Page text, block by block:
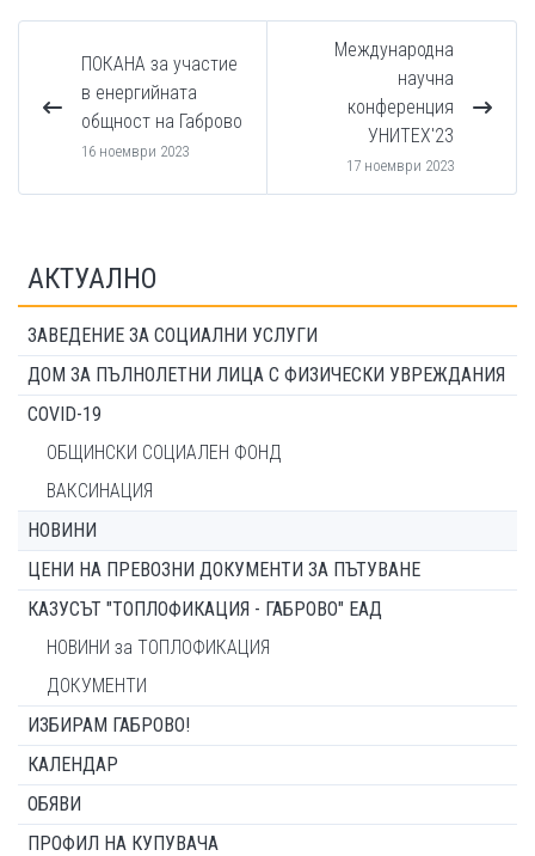
ПОКАНА за участие
в енергийната
общност на Габрово
16 ноември 2023
Международна
научна
конференция
УНИТЕХ'23
17 ноември 2023
АКТУАЛНО
ЗАВЕДЕНИЕ ЗА СОЦИАЛНИ УСЛУГИ
ДОМ ЗА ПЪЛНОЛЕТНИ ЛИЦА С ФИЗИЧЕСКИ УВРЕЖДАНИЯ
COVID-19
ОБЩИНСКИ СОЦИАЛЕН ФОНД
ВАКСИНАЦИЯ
НОВИНИ
ЦЕНИ НА ПРЕВОЗНИ ДОКУМЕНТИ ЗА ПЪТУВАНЕ
КАЗУСЪТ "ТОПЛОФИКАЦИЯ - ГАБРОВО" ЕАД
НОВИНИ за ТОПЛОФИКАЦИЯ
ДОКУМЕНТИ
ИЗБИРАМ ГАБРОВО!
КАЛЕНДАР
ОБЯВИ
ПРОФИЛ НА КУПУВАЧА